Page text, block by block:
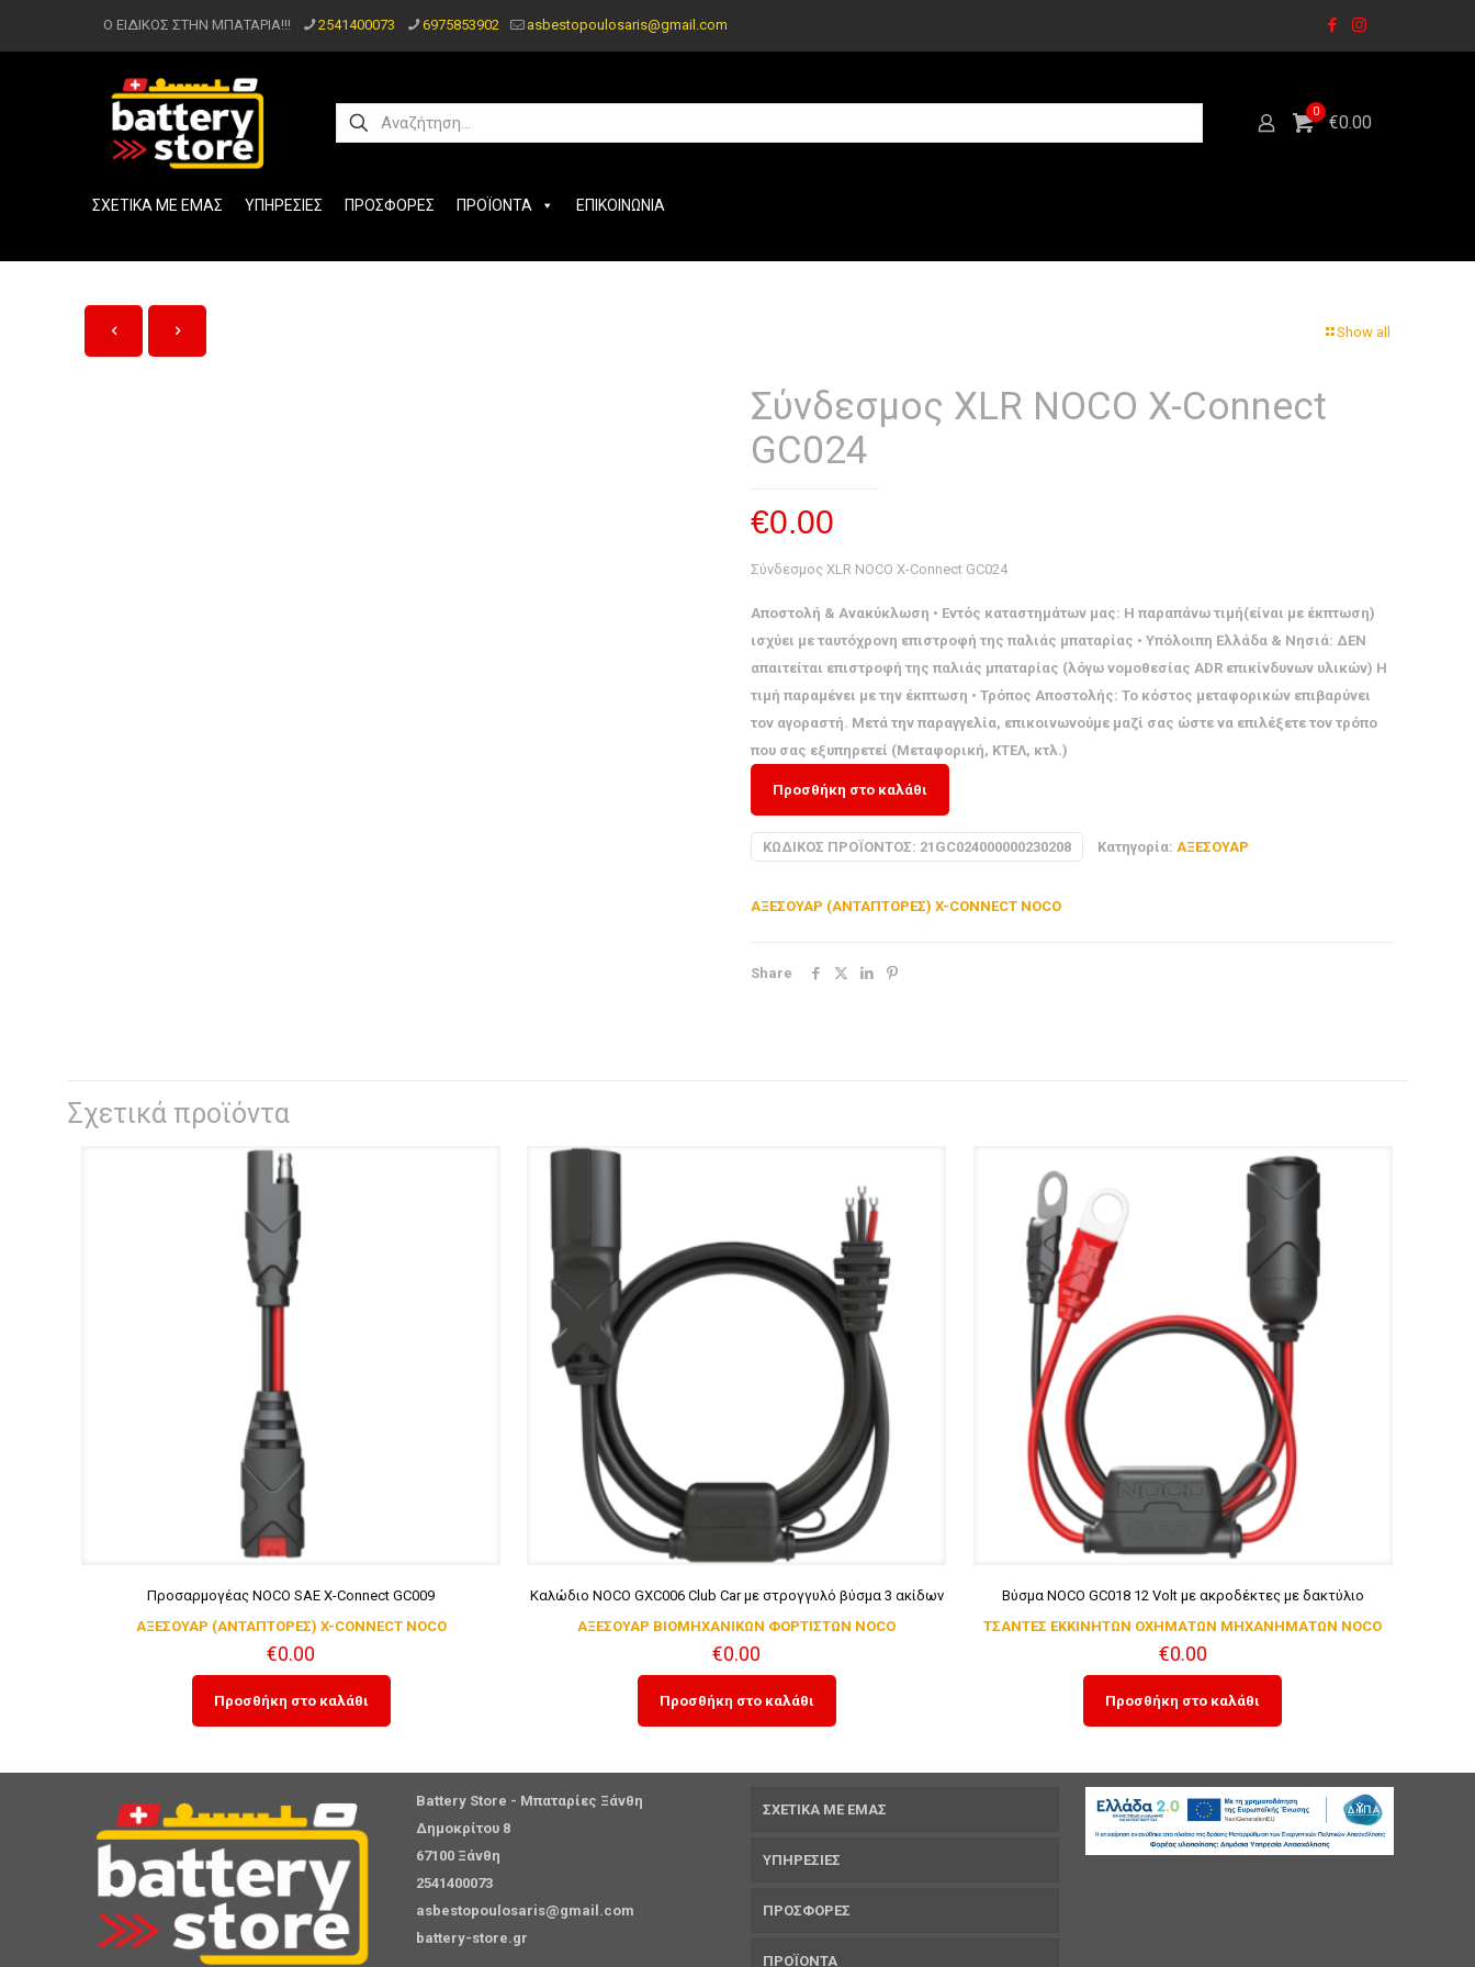
Ο ΕΙΔΙΚΟΣ ΣΤΗΝ ΜΠΑΤΑΡΙΑ!!! 2541400073 6975853902 asbestopoulosaris@gmail.com
0
€0.00
ΣΧΕΤΙΚΑ ΜΕ ΕΜΑΣ ΥΠΗΡΕΣΙΕΣ ΠΡΟΣΦΟΡΕΣ ΠΡΟΪΟΝΤΑ ΕΠΙΚΟΙΝΩΝΙΑ
Show all
Σύνδεσμος XLR NOCO X-Connect
GC024
€0.00
Σύνδεσμος XLR NOCO X-Connect GC024
Αποστολή & Ανακύκλωση • Εντός καταστημάτων μας: Η παραπάνω τιμή(είναι με έκπτωση)
ισχύει με ταυτόχρονη επιστροφή της παλιάς μπαταρίας • Υπόλοιπη Ελλάδα & Νησιά: ΔΕΝ
απαιτείται επιστροφή της παλιάς μπαταρίας (λόγω νομοθεσίας ADR επικίνδυνων υλικών) Η
τιμή παραμένει με την έκπτωση • Τρόπος Αποστολής: Το κόστος μεταφορικών επιβαρύνει
τον αγοραστή. Μετά την παραγγελία, επικοινωνούμε μαζί σας ώστε να επιλέξετε τον τρόπο
που σας εξυπηρετεί (Μεταφορική, ΚΤΕΛ, κτλ.)
Προσθήκη στο καλάθι
ΚΩΔΙΚΌΣ ΠΡΟΪΌΝΤΟΣ: 21GC024000000230208 Κατηγορία: ΑΞΕΣΟΥΑΡ
ΑΞΕΣΟΥΑΡ (ΑΝΤΑΠΤΟΡΕΣ) X-CONNECT NOCO
Share
Σχετικά προϊόντα
Προσαρμογέας NOCO SAE X-Connect GC009
ΑΞΕΣΟΥΑΡ (ΑΝΤΑΠΤΟΡΕΣ) X-CONNECT NOCO
€0.00
Προσθήκη στο καλάθι
Καλώδιο NOCO GXC006 Club Car με στρογγυλό βύσμα 3 ακίδων
ΑΞΕΣΟΥΑΡ ΒΙΟΜΗΧΑΝΙΚΩΝ ΦΟΡΤΙΣΤΩΝ NOCO
€0.00
Προσθήκη στο καλάθι
Βύσμα NOCO GC018 12 Volt με ακροδέκτες με δακτύλιο
ΤΣΑΝΤΕΣ ΕΚΚΙΝΗΤΩΝ ΟΧΗΜΑΤΩΝ ΜΗΧΑΝΗΜΑΤΩΝ NOCO
€0.00
Προσθήκη στο καλάθι
Battery Store - Μπαταρίες Ξάνθη
Δημοκρίτου 8
67100 Ξάνθη
2541400073
asbestopoulosaris@gmail.com
battery-store.gr
ΣΧΕΤΙΚΑ ΜΕ ΕΜΑΣ
ΥΠΗΡΕΣΙΕΣ
ΠΡΟΣΦΟΡΕΣ
ΠΡΟΪΟΝΤΑ